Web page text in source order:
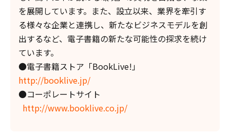
を展開しています。また、設立以来、業界を牽引す
る様々な企業と連携し、新たなビジネスモデルを創
出するなど、電子書籍の新たな可能性の探求を続け
ています。
●電子書籍ストア「BookLive!」
http://booklive.jp/
●コーポレートサイト
http://www.booklive.co.jp/